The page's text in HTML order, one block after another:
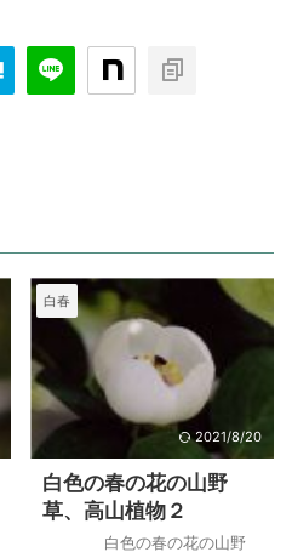
白春
2021/8/20
白色の春の花の山野
草、高山植物２
白色の春の花の山野